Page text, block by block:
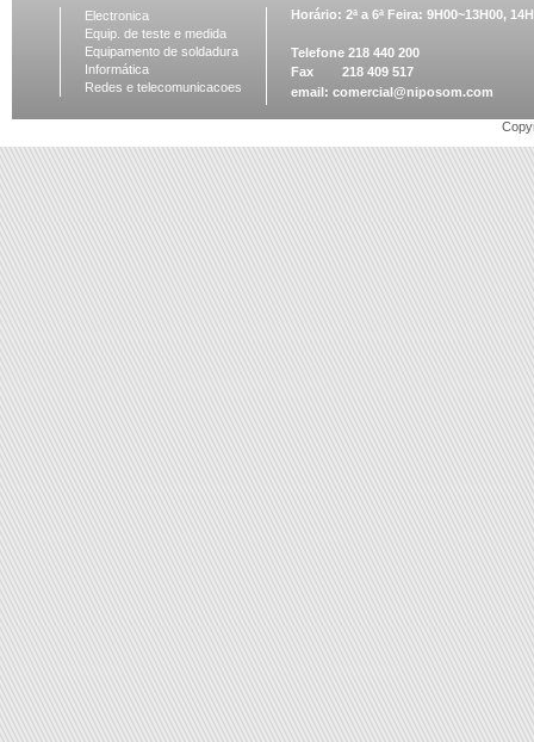
Electronica
Equip. de teste e medida
Equipamento de soldadura
Informática
Redes e telecomunicacoes
Horário: 2ª a 6ª Feira: 9H00~13H00,
Telefone 218 440 200
Fax 218 409 517
email: comercial@niposom.com